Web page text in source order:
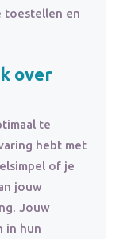
toestellen en
over
te
hebt met
of je
jouw
Jouw
in hun